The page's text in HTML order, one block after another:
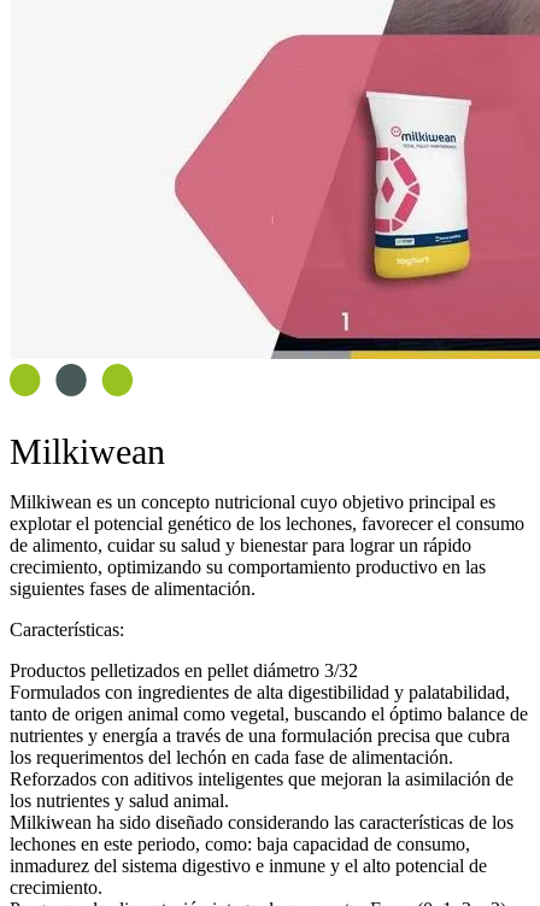
Milkiwean
Milkiwean es un concepto nutricional cuyo objetivo principal es
explotar el potencial genético de los lechones, favorecer el consumo
de alimento, cuidar su salud y bienestar para lograr un rápido
crecimiento, optimizando su comportamiento productivo en las
siguientes fases de alimentación.
Características:
Productos pelletizados en pellet diámetro 3/32
Formulados con ingredientes de alta digestibilidad y palatabilidad,
tanto de origen animal como vegetal, buscando el óptimo balance de
nutrientes y energía a través de una formulación precisa que cubra
los requerimentos del lechón en cada fase de alimentación.
Reforzados con aditivos inteligentes que mejoran la asimilación de
los nutrientes y salud animal.
Milkiwean ha sido diseñado considerando las características de los
lechones en este periodo, como: baja capacidad de consumo,
inmadurez del sistema digestivo e inmune y el alto potencial de
crecimiento.